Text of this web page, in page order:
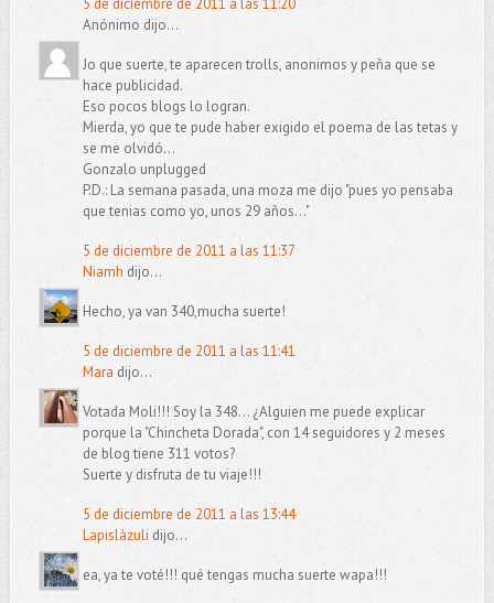
5 de diciembre de 2011 a las 11:20
Anónimo dijo...
Jo que suerte, te aparecen trolls, anonimos y peña que se
hace publicidad.
Eso pocos blogs lo logran.
Mierda, yo que te pude haber exigido el poema de las tetas y
se me olvidó...
Gonzalo unplugged
P.D.: La semana pasada, una moza me dijo "pues yo pensaba
que tenias como yo, unos 29 años..."
5 de diciembre de 2011 a las 11:37
Niamh dijo...
Hecho, ya van 340,mucha suerte!
5 de diciembre de 2011 a las 11:41
Mara dijo...
Votada Moli!!! Soy la 348... ¿Alguien me puede explicar
porque la "Chincheta Dorada", con 14 seguidores y 2 meses
de blog tiene 311 votos?
Suerte y disfruta de tu viaje!!!
5 de diciembre de 2011 a las 13:44
Lapislàzuli dijo...
ea, ya te voté!!! qué tengas mucha suerte wapa!!!